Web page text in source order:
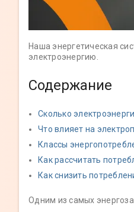
Наша энергетическая
электроэнергию.
Содержание
Сколько
Что влияет на
Классы
Как рассчитать
Как снизить
Одним из самых